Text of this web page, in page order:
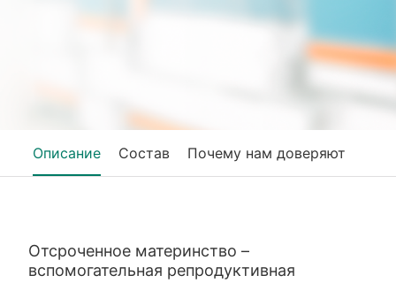
Описание Состав Почему нам доверяют
Отсроченное материнство –
вспомогательная репродуктивная